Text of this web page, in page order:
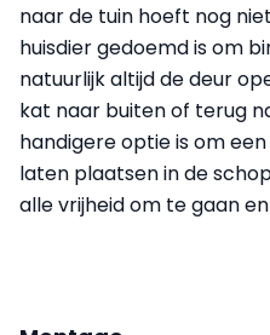
naar de tuin hoeft nog
huisdier gedoemd is om
natuurlijk altijd de deur
kat naar buiten of terug
handigere optie is om
laten plaatsen in de
alle vrijheid om te gaan